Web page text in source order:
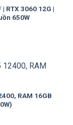
RTX 3060 12G |
650W
RAM 16GB